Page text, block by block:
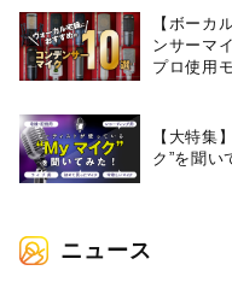
【ボーカ
ンサーマ
プロ使用
【大特集
ク”を聞い
ニュース